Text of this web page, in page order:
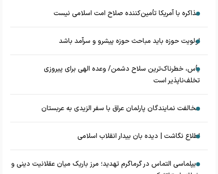
مذاکره با آمریکا تأمین‌کننده صلاح امت اسلامی نیست
اولویت حوزه باید مباحث حوزه پیشرو و سرآمد باشد
یأس، خطرناک‌ترین سلاح دشمن/ وعده الهی برای پیروزی
تخلف‌ناپذیر است
مخالفت نمایندگان پارلمان عراق با سفر الزیدی به عربستان
اطلاع نگاشت | دیده بان بیدار انقلاب اسلامی
دیپلماسی التماس در گرماگرم تهدید؛ مرز باریک میان عقلانیت دینی و